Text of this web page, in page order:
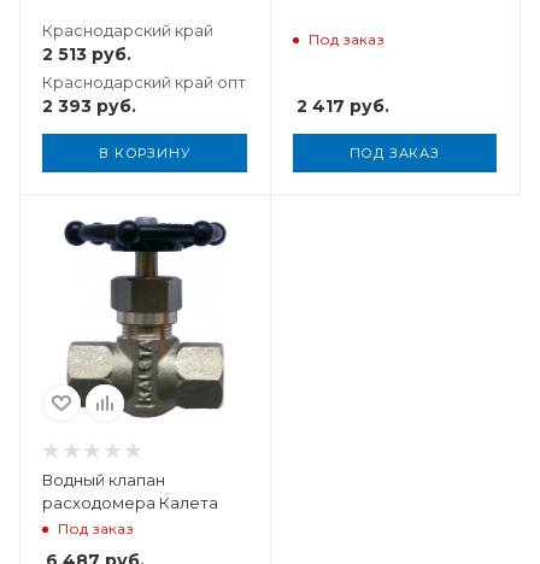
Краснодарский край
2 513 руб.
Краснодарский край опт
2 393 руб.
В КОРЗИНУ
Под заказ
2 417 руб.
ПОД ЗАКАЗ
Водный клапан
расходомера Калета
Под заказ